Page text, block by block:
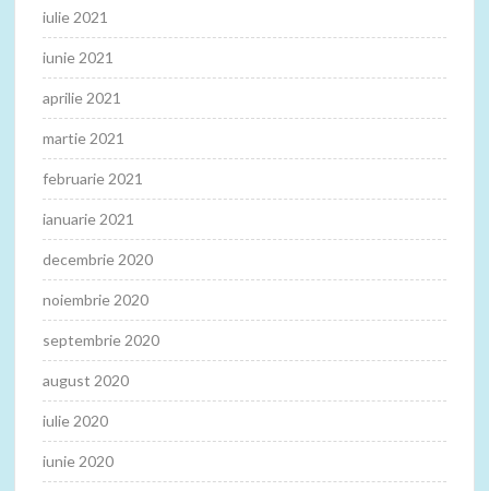
iulie 2021
iunie 2021
aprilie 2021
martie 2021
februarie 2021
ianuarie 2021
decembrie 2020
noiembrie 2020
septembrie 2020
august 2020
iulie 2020
iunie 2020